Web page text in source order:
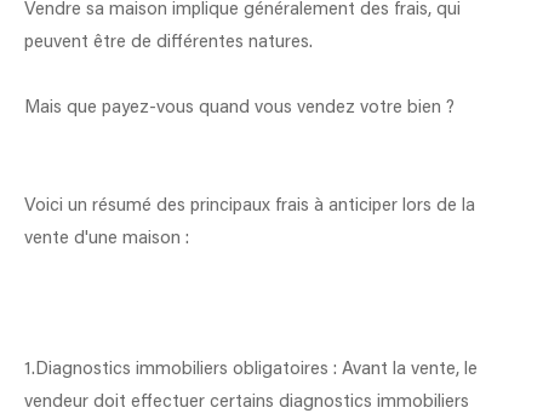
Vendre sa maison implique généralement des frais, qui
peuvent être de différentes natures.
Mais que payez-vous quand vous vendez votre bien ?
Voici un résumé des principaux frais à anticiper lors de la
vente d'une maison :
1.Diagnostics immobiliers obligatoires : Avant la vente, le
vendeur doit effectuer certains diagnostics immobiliers